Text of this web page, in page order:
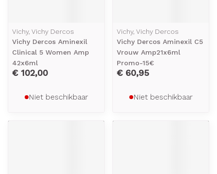
Vichy, Vichy Dercos
Vichy Dercos Aminexil
Clinical 5 Women Amp
42x6ml
€ 102,00
Niet beschikbaar
Vichy, Vichy Dercos
Vichy Dercos Aminexil C5
Vrouw Amp21x6ml
Promo-15€
€ 60,95
Niet beschikbaar